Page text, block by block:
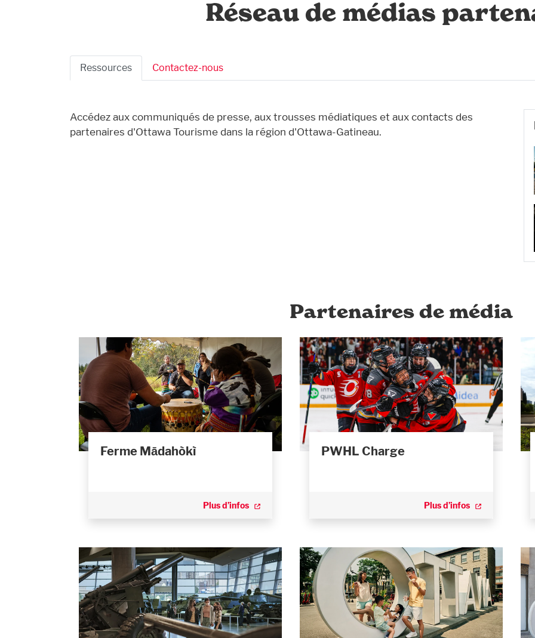
Réseau de médias
Business Submenu
Ressources Contactez-nous
Accédez aux communiqués de presse, aux trousses médiatiques et aux contacts des
partenaires d'Ottawa Tourisme dans la région d'Ottawa-Gatineau.
Partenaires de média
Ferme Mādahòkì
Plus d’infos
PWHL Charge
Plus d’infos